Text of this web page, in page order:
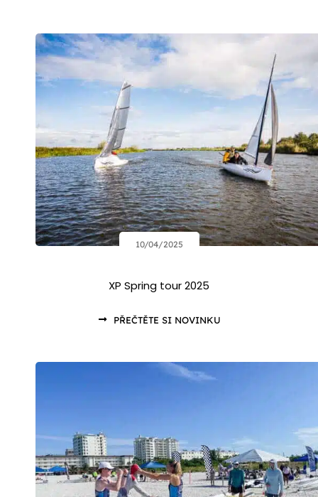
10/04/2025
XP Spring tour 2025
PŘEČTĚTE SI NOVINKU